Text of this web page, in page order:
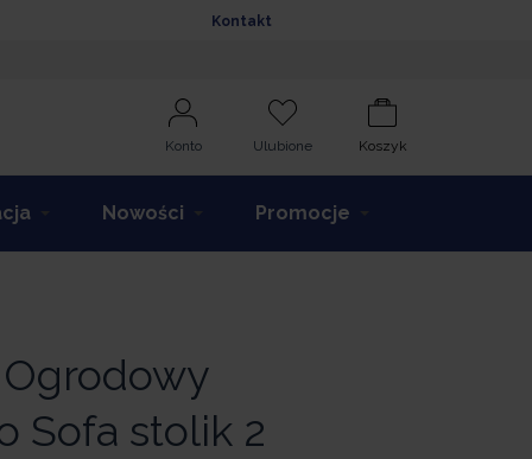
Kontakt
Konto Ulubione Koszyk
Nowości Promocje
Sofa stolik 2